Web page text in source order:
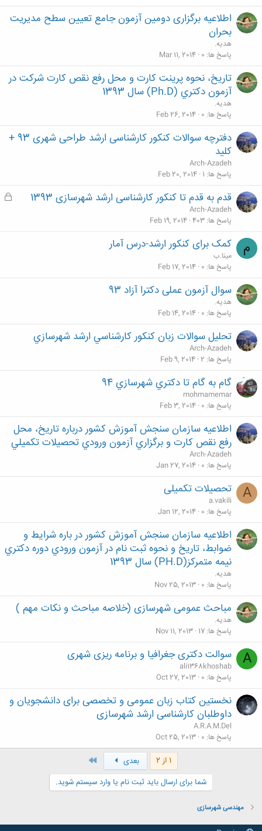
اطلاعیه برگزاری دومین آزمون جامع تعیین سطح مدیریت
بحران
هدیه.
پاسخ ها 0
Mar 11, 2014
تاريخ، نحوه پرينت كارت و محل‌ رفع نقص كارت‌ شركت در
آزمون دكتري (Ph.D) سال 1393
هدیه.
پاسخ ها 0
Feb 26, 2014
دفترچه سوالات کنکور کارشناسی ارشد طراحی شهری 93 +
کلید
Arch-Azadeh
پاسخ ها 1
Feb 20, 2014
ق
قدم به قدم تا کنکور کارشناسی ارشد شهرسازی 1393
Arch-Azadeh
پاسخ ها 403
Feb 19, 2014
م کمک برای کنکور ارشد-درس آمار
مینا.ب
پاسخ ها 0
Feb 17, 2014
سوال آزمون عملی دکترا آزاد 93
هدیه.
پاسخ ها 0
Feb 14, 2014
تحليل سوالات زبان كنكور كارشناسي ارشد شهرسازي
Arch-Azadeh
پاسخ ها 2
Feb 9, 2014
گام به گام تا دكتري شهرسازي 94
mohmamemar
پاسخ ها 0
Feb 3, 2014
اطلاعيه‌ سازمان‌ سنجش‌ آموزش‌ كشور درباره‌ تاريخ‌، محل‌
رفع نقص كارت و برگزاري‌ آزمون‌ ورودي تحصيلات‌ تكميلي‌
Arch-Azadeh
پاسخ ها 0
Jan 27, 2014
A تحصيلات تکميلى
a.vakili
پاسخ ها 0
Jan 12, 2014
اطلاعيه سازمان سنجش آموزش كشور در باره شرايط و
ضوابط، تاريخ و نحوه ثبت نام در آزمون ورودي دوره دكتري
نيمه متمركز(PH.D) سال 1393
هدیه.
پاسخ ها 0
Nov 25, 2013
مباحث عمومی شهرسازی (خلاصه مباحث و نکات مهم )
هدیه.
پاسخ ها 17
Nov 11, 2013
A سوالت دکتری جغرافیا و برنامه ریزی شهری
ali1368khoshab
پاسخ ها 0
Oct 27, 2013
نخستین کتاب زبان عمومی و تخصصی برای دانشجویان و
داوطلبان کارشناسی ارشد شهرسازی
A.R.A.M.Del
پاسخ ها 0
Oct 25, 2013
1 از 2 بعدی
شما برای ارسال باید ثبت نام یا وارد سیستم شوید.
مهندسی شهرسازی